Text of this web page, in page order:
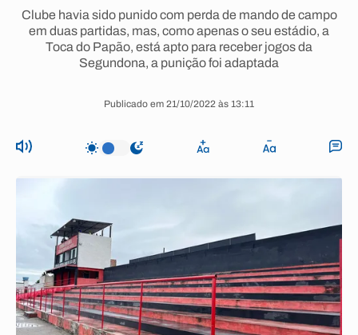
Clube havia sido punido com perda de mando de campo
em duas partidas, mas, como apenas o seu estádio, a
Toca do Papão, está apto para receber jogos da
Segundona, a punição foi adaptada
Publicado em 21/10/2022 às 13:11